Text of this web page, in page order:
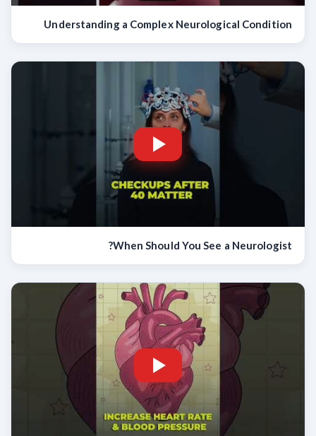
Understanding a Complex Neurological Condition
When Should You See a Neurologist?